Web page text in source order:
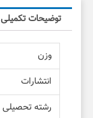
توضیحات تکمیلی
وزن
انتشارات
رشته تحصیلی